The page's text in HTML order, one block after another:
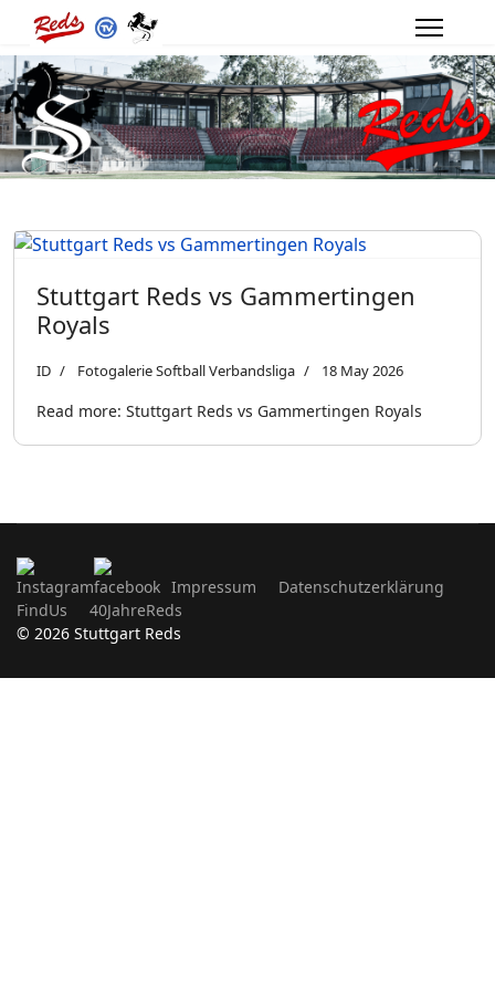
Stuttgart Reds vs Gammertingen
Royals
ID Fotogalerie Softball Verbandsliga 18 May 2026
Read more: Stuttgart Reds vs Gammertingen Royals
Impressum
Datenschutzerklärung
FindUs
40JahreReds
© 2026 Stuttgart Reds